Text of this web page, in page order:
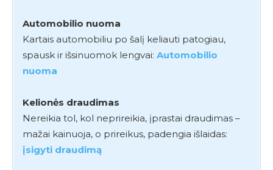
Automobilio nuoma
Kartais automobiliu po šalį keliauti patogiau,
spausk ir išsinuomok lengvai: Automobilio
nuoma
Kelionės draudimas
Nereikia tol, kol neprireikia, įprastai draudimas –
mažai kainuoja, o prireikus, padengia išlaidas:
įsigyti draudimą